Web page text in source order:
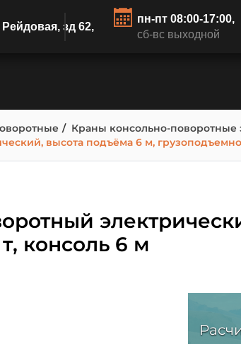
зд 62,
пн-пт 08:00-17:00,
сб-вс выходной
Краны консольно-поворотные
высота подъёма 6 м,
консоль 6 м